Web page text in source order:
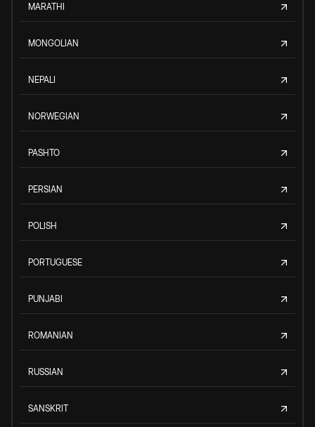
MARATHI
MONGOLIAN
NEPALI
NORWEGIAN
PASHTO
PERSIAN
POLISH
PORTUGUESE
PUNJABI
ROMANIAN
RUSSIAN
SANSKRIT